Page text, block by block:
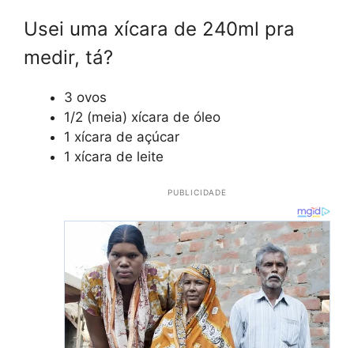
Usei uma xícara de 240ml pra
medir, tá?
3 ovos
1/2 (meia) xícara de óleo
1 xícara de açúcar
1 xícara de leite
PUBLICIDADE